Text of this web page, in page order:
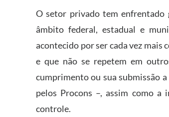
O setor privado tem enfrentado
âmbito federal, estadual e
acontecido por ser cada vez mais
e que não se repetem em
cumprimento ou sua submissão
pelos Procons –, assim como
controle.